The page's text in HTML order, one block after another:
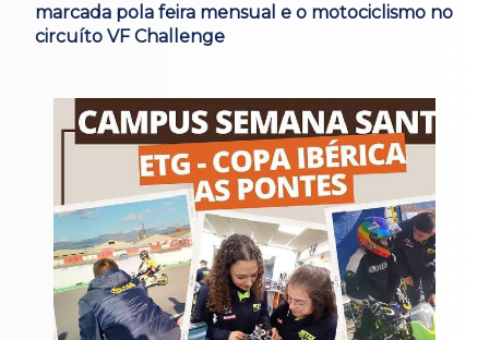
marcada pola feira mensual e o motociclismo no
circuíto VF Challenge